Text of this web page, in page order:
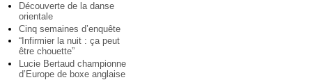
Découverte de la danse
orientale
Cinq semaines d’enquête
“Infirmier la nuit : ça peut
être chouette”
Lucie Bertaud championne
d’Europe de boxe anglaise